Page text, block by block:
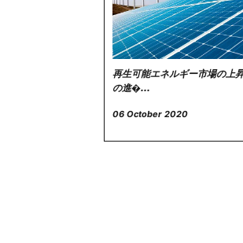
再生可能エネルギー市場の上
の進�...
06 October 2020